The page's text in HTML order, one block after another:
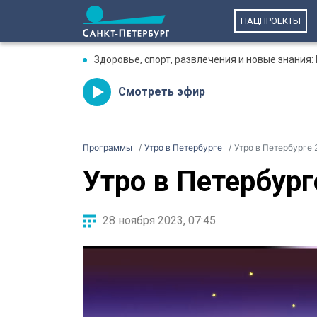
НАЦПРОЕКТЫ
Здоровье, спорт, развлечения и новые
Смотреть эфир
Программы Утро в Петербурге Утро в Петербурге
Утро в
28 ноября 2023, 07:45